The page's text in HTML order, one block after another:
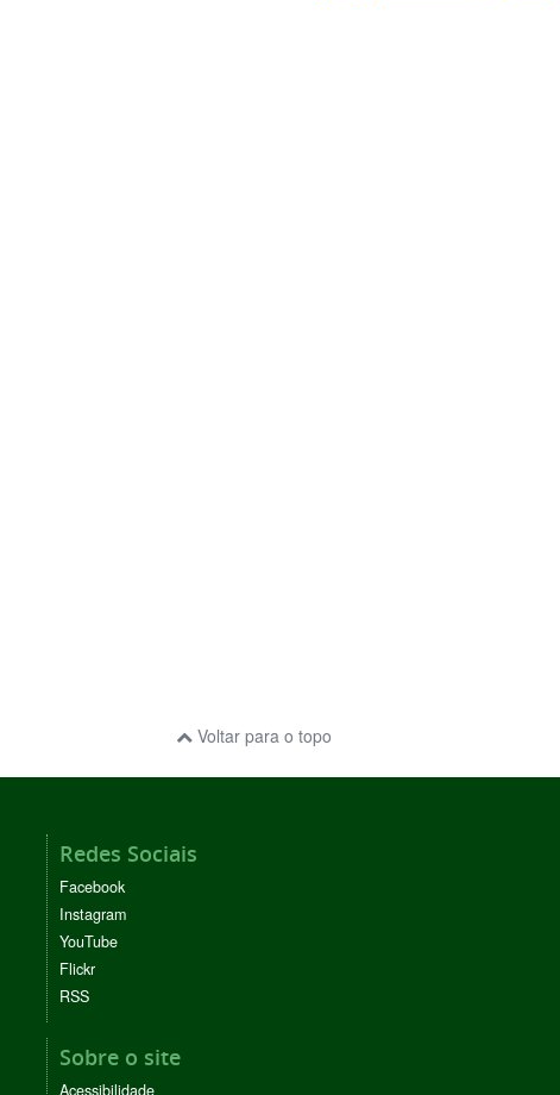
Voltar para o topo
Redes Sociais
Facebook
Instagram
YouTube
Flickr
RSS
Sobre o site